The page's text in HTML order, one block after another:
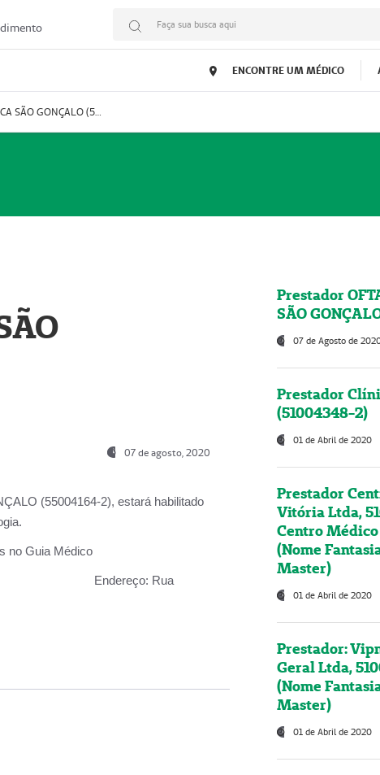
Faça sua busca aqui
ENCONTRE UM MÉDICO
Prestador OFTALMOCLÍNICA SÃO GONÇALO (55004164-2)
07 de agosto, 2020
(55004164-2), estará habilitado
no Guia Médico
2). Endereço: Rua
Prestador
SÃO
07 de Agosto de
Prestador
(51004348-2)
01 de Abril de 2020
Prestador
Vitória Ltda,
Centro
(Nome
Master)
01 de Abril de 2020
Prestador:
Geral Ltda,
(Nome
Master)
01 de Abril de 2020